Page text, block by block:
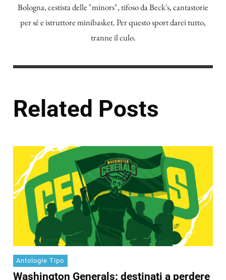
Bologna, cestista delle "minors", tifoso da Beck's, cantastorie
per sé e istruttore minibasket. Per questo sport darei tutto,
tranne il culo.
Related Posts
Antologie Tipo
Washington Generals: destinati a perdere